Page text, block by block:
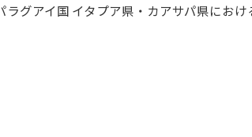
ラグアイ国 イタプア県・カアサパ県にお